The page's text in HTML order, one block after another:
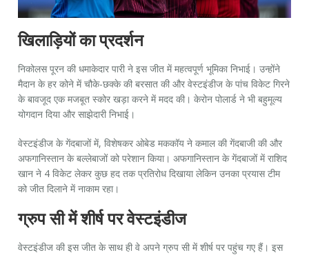
खिलाड़ियों का प्रदर्शन
निकोलस पूरन की धमाकेदार पारी ने इस जीत में महत्वपूर्ण भूमिका निभाई। उन्होंने
मैदान के हर कोने में चौके-छक्के की बरसात की और वेस्टइंडीज के पांच विकेट गिरने
के बावजूद एक मजबूत स्कोर खड़ा करने में मदद की। केरोन पोलार्ड ने भी बहुमूल्य
योगदान दिया और साझेदारी निभाई।
वेस्टइंडीज के गेंदबाजों में, विशेषकर ओबेड मककॉय ने कमाल की गेंदबाजी की और
अफगानिस्तान के बल्लेबाजों को परेशान किया। अफगानिस्तान के गेंदबाजों में राशिद
खान ने 4 विकेट लेकर कुछ हद तक प्रतिरोध दिखाया लेकिन उनका प्रयास टीम
को जीत दिलाने में नाकाम रहा।
ग्रुप सी में शीर्ष पर वेस्टइंडीज
वेस्टइंडीज की इस जीत के साथ ही वे अपने ग्रुप सी में शीर्ष पर पहुंच गए हैं। इस